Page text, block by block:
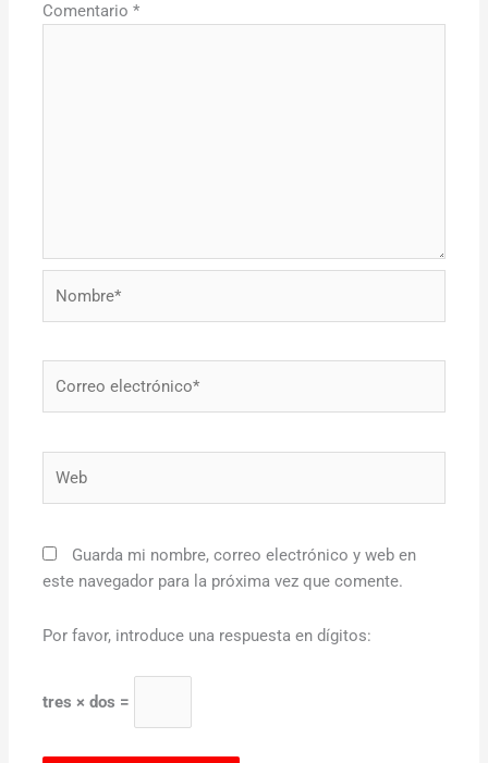
Comentario*
Guarda mi nombre, correo electrónico y web en
este navegador para la próxima vez que comente.
Por favor, introduce una respuesta en dígitos:
tres × dos =